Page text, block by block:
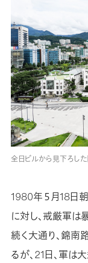
全日ビルから見下ろし
1980年５月18日
に対し、戒厳軍は
続く大通り、錦南
るが、21日、軍は